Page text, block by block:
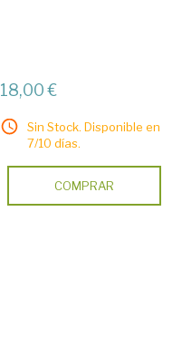
18,00 €
Sin Stock. Disponible en
7/10 días.
COMPRAR